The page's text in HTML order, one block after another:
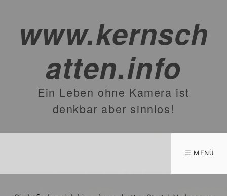
www.kernsch
atten.info
Ein Leben ohne Kamera ist
denkbar aber sinnlos!
☰ MENÜ